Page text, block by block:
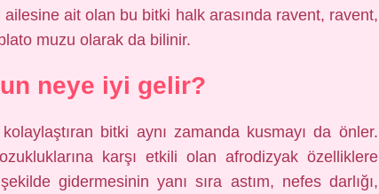
ailesine ait olan bu bitki halk arasında ravent, ravent,
muzu olarak da bilinir.
neye iyi gelir?
bitki aynı zamanda kusmayı da önler.
karşı etkili olan afrodizyak özelliklere
gidermesinin yanı sıra astım, nefes darlığı,